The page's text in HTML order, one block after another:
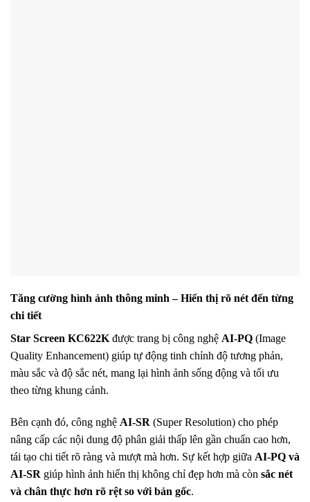
Tăng cường hình ảnh thông minh – Hiển thị rõ nét đến từng
chi tiết
Star Screen KC622Kđược trang bị công nghệ AI-PQ (Image
Quality Enhancement) giúp tự động tinh chỉnh độ tương phản,
màu sắc và độ sắc nét, mang lại hình ảnh sống động và tối ưu
theo từng khung cảnh.
Bên cạnh đó, công nghệ AI-SR (Super Resolution) cho phép
nâng cấp các nội dung độ phân giải thấp lên gần chuẩn cao hơn,
tái tạo chi tiết rõ ràng và mượt mà hơn. Sự kết hợp giữa AI-PQ và
AI-SR giúp hình ảnh hiển thị không chỉ đẹp hơn mà còn sắc nét
và chân thực hơn rõ rệt so với bản gốc.